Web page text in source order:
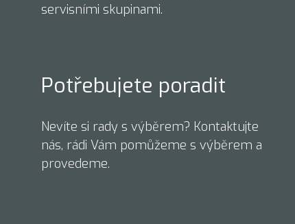
servisními skupinami.
Potřebujete poradit
Nevíte si rady s výběrem? Kontaktujte
nás, rádi Vám pomůžeme s výběrem a
provedeme.